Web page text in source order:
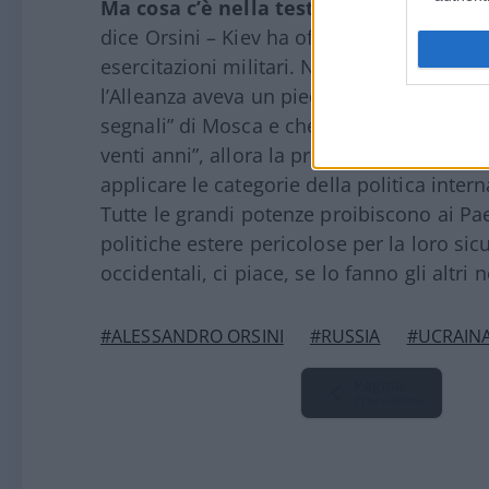
Ma cosa c’è nella testa dello Zar?
dice Orsini – Kiev ha offerto il proprio
esercitazioni militari. Non faceva parte
l’Alleanza aveva un piede in Ucraina”.
segnali” di Mosca e che se guardassimo
venti anni”, allora la prospettiva
applicare le categorie della politica
Tutte le grandi potenze proibiscono ai
politiche estere pericolose per la loro
occidentali, ci piace, se lo fanno gli altri
#ALESSANDRO ORSINI #RUSSIA